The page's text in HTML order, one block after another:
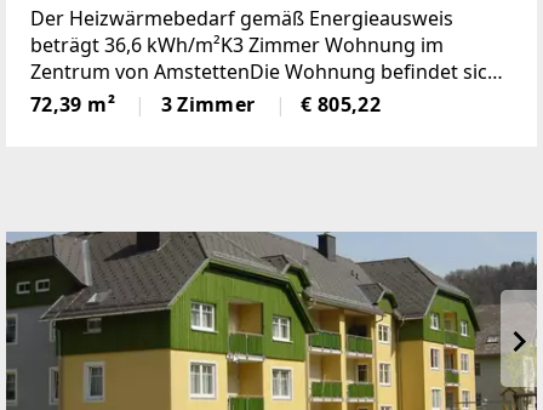
Der Heizwärmebedarf gemäß Energieausweis
beträgt 36,6 kWh/m²K3 Zimmer Wohnung im
Zentrum von AmstettenDie Wohnung befindet sich
2. OG mit 72,39 m² Wohnnutzfläche und besteht aus
folgenden Räumen:Großzügiger Wohnraum
72,39 m² 3 Zimmer € 805,22